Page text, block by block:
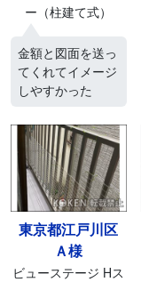
ー（柱建て式）
金額と図面を送っ
てくれてイメージ
しやすかった
東京都江戸川区
Ａ様
ビューステージ Hス